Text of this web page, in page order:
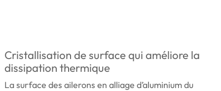
Cristallisation de surface qui améliore la
dissipation thermique
La surface des ailerons en alliage d’aluminium du